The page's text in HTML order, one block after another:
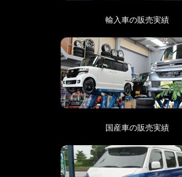
輸入車の販売実績
国産車の販売実績